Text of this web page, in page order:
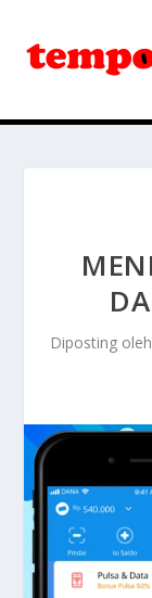
Diposting